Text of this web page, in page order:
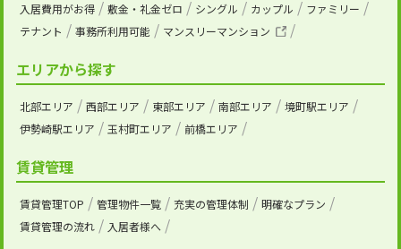
入居費用がお得
敷金・礼金ゼロ シングル カップル
ファミリー
テナント
事務所利用可能 マンスリーマンション
エリアから探す
北部エリア 西部エリア 東部エリア 南部エリア
境町駅エリア
伊勢崎駅エリア
玉村町エリア 前橋エリア
賃貸管理
賃貸管理TOP 管理物件一覧 充実の管理体制
明確なプラン
賃貸管理の流れ
入居者様へ